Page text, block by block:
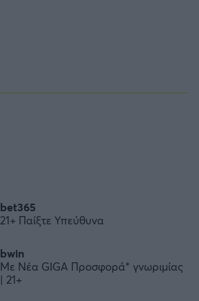
bwin
Με Νέα GIGA Προσφορά* γνωριμίας
| 21+
bet365
21+ Παίξτε Υπεύθυνα